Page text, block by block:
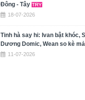
Đông - Tây
18-07-2026
Tinh hà say hi: Ivan bật khóc,
Dương Domic, Wean so kè
11-07-2026